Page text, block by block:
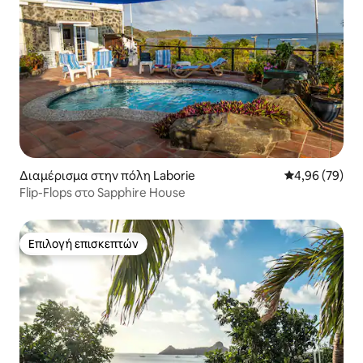
Διαμέρισμα στην πόλη Laborie Μέση
4,96 (79)
Flip-Flops στο Sapphire House
Επιλογή επισκεπτών
Επιλογή επισκεπτών